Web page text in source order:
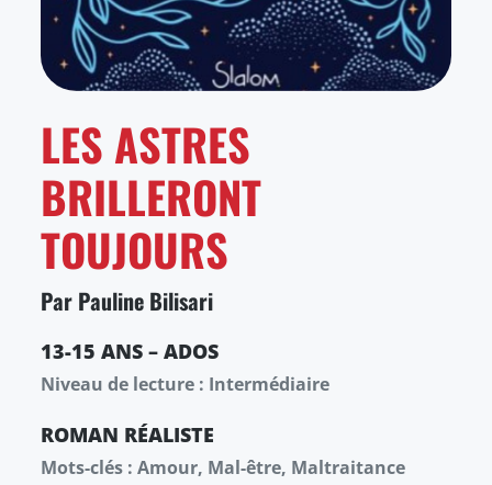
LES ASTRES
BRILLERONT
TOUJOURS
Par Pauline Bilisari
13-15 ANS – ADOS
Niveau de lecture : Intermédiaire
ROMAN RÉALISTE
Mots-clés : Amour, Mal-être, Maltraitance